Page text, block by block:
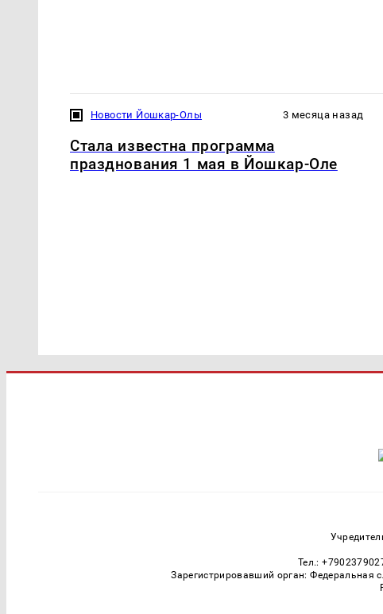
Новости Йошкар-Олы 3 месяца назад
Стала известна программа
празднования 1 мая в Йошкар-Оле
Тел.:
Зарегистрировавший орган: Федеральная